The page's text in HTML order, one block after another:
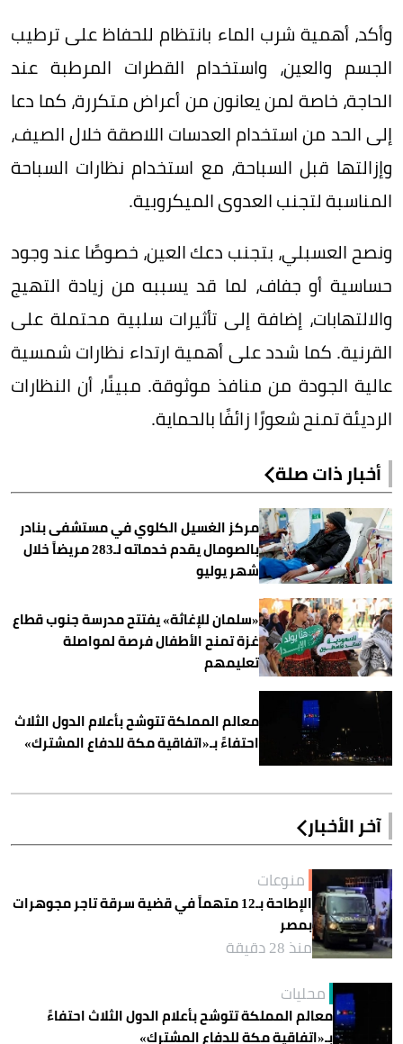
وأكد، أهمية شرب الماء بانتظام للحفاظ على ترطيب
الجسم والعين، واستخدام القطرات المرطبة عند
الحاجة، خاصة لمن يعانون من أعراض متكررة، كما دعا
إلى الحد من استخدام العدسات اللاصقة خلال الصيف،
وإزالتها قبل السباحة، مع استخدام نظارات السباحة
المناسبة لتجنب العدوى الميكروبية.
ونصح العسبلي، بتجنب دعك العين، خصوصًا عند وجود
حساسية أو جفاف، لما قد يسببه من زيادة التهيج
والالتهابات، إضافة إلى تأثيرات سلبية محتملة على
القرنية. كما شدد على أهمية ارتداء نظارات شمسية
عالية الجودة من منافذ موثوقة. مبينًا، أن النظارات
الرديئة تمنح شعورًا زائفًا بالحماية.
أخبار ذات صلة
مركز الغسيل الكلوي في مستشفى بنادر
بالصومال يقدم خدماته لـ283 مريضاً خلال
شهر يوليو
«سلمان للإغاثة» يفتتح مدرسة جنوب قطاع
غزة تمنح الأطفال فرصة لمواصلة
تعليمهم
معالم المملكة تتوشح بأعلام الدول الثلاث
احتفاءً بـ«اتفاقية مكة للدفاع المشترك»
آخر الأخبار
منوعات
الإطاحة بـ12 متهماً في قضية سرقة تاجر مجوهرات
بمصر
منذ 28 دقيقة
محليات
معالم المملكة تتوشح بأعلام الدول الثلاث احتفاءً
بـ«اتفاقية مكة للدفاع المشترك»